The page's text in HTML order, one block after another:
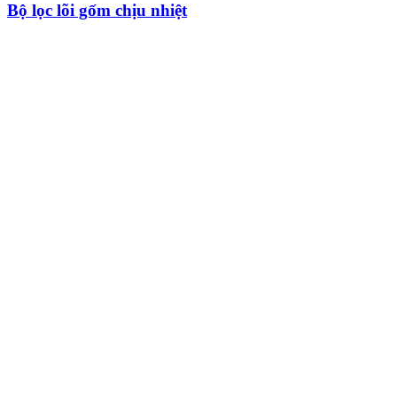
Bộ lọc lõi gốm chịu nhiệt